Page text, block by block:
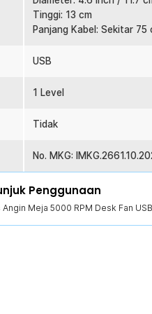
yang ringan dan tahan lama
sering dipindahkan. Cocok
untuk pembelian produk ini:
Tinggi: 13 cm
Panjang Kabel: Sekitar 75
USB
1 Level
Tidak
No. MKG:
Penggunaan
Angin Meja 5000 RPM Desk Fan